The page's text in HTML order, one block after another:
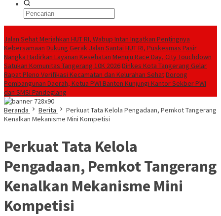
Jalan Sehat Meriahkan HUT RI, Wabup Intan Ingatkan Pentingnya
Kebersamaan Dukung Gerak Jalan Santai HUT RI, Puskesmas Pasir
Nangka Hadirkan Layanan Kesehatan Menuju Race Day, City Touchdown
Satukan Komunitas Tangerang 10K 2026Dinkes Kota Tangerang Gelar
Rapat Pleno Verifikasi Kecamatan dan Kelurahan SehatDorong
Pembangunan Daerah, Ketua PWI Banten Kunjungi Kantor Sekber PWI
dan SMSI Pandeglang
Beranda
Berita
Perkuat Tata Kelola Pengadaan, Pemkot Tangerang
Kenalkan Mekanisme Mini Kompetisi
Perkuat Tata Kelola
Pengadaan, Pemkot Tangerang
Kenalkan Mekanisme Mini
Kompetisi